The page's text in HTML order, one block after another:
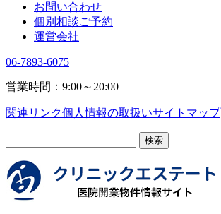
お問い合わせ
個別相談ご予約
運営会社
06-7893-6075
営業時間：9:00～20:00
関連リンク個人情報の取扱いサイトマップ